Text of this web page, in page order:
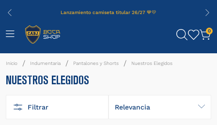
Lanzamiento camiseta titular 26/27 💙💛
0
Indumentaria Pantalones y Shorts Nuestros Elegidos
NUESTROS ELEGIDOS
Filtrar Relevancia